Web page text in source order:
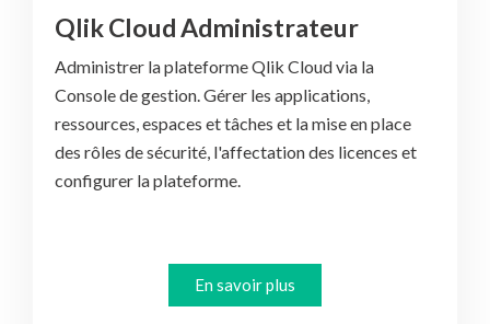
Qlik Cloud Administrateur
Administrer la plateforme Qlik Cloud via la
Console de gestion. Gérer les applications,
ressources, espaces et tâches et la mise en place
des rôles de sécurité, l'affectation des licences et
configurer la plateforme.
En savoir plus